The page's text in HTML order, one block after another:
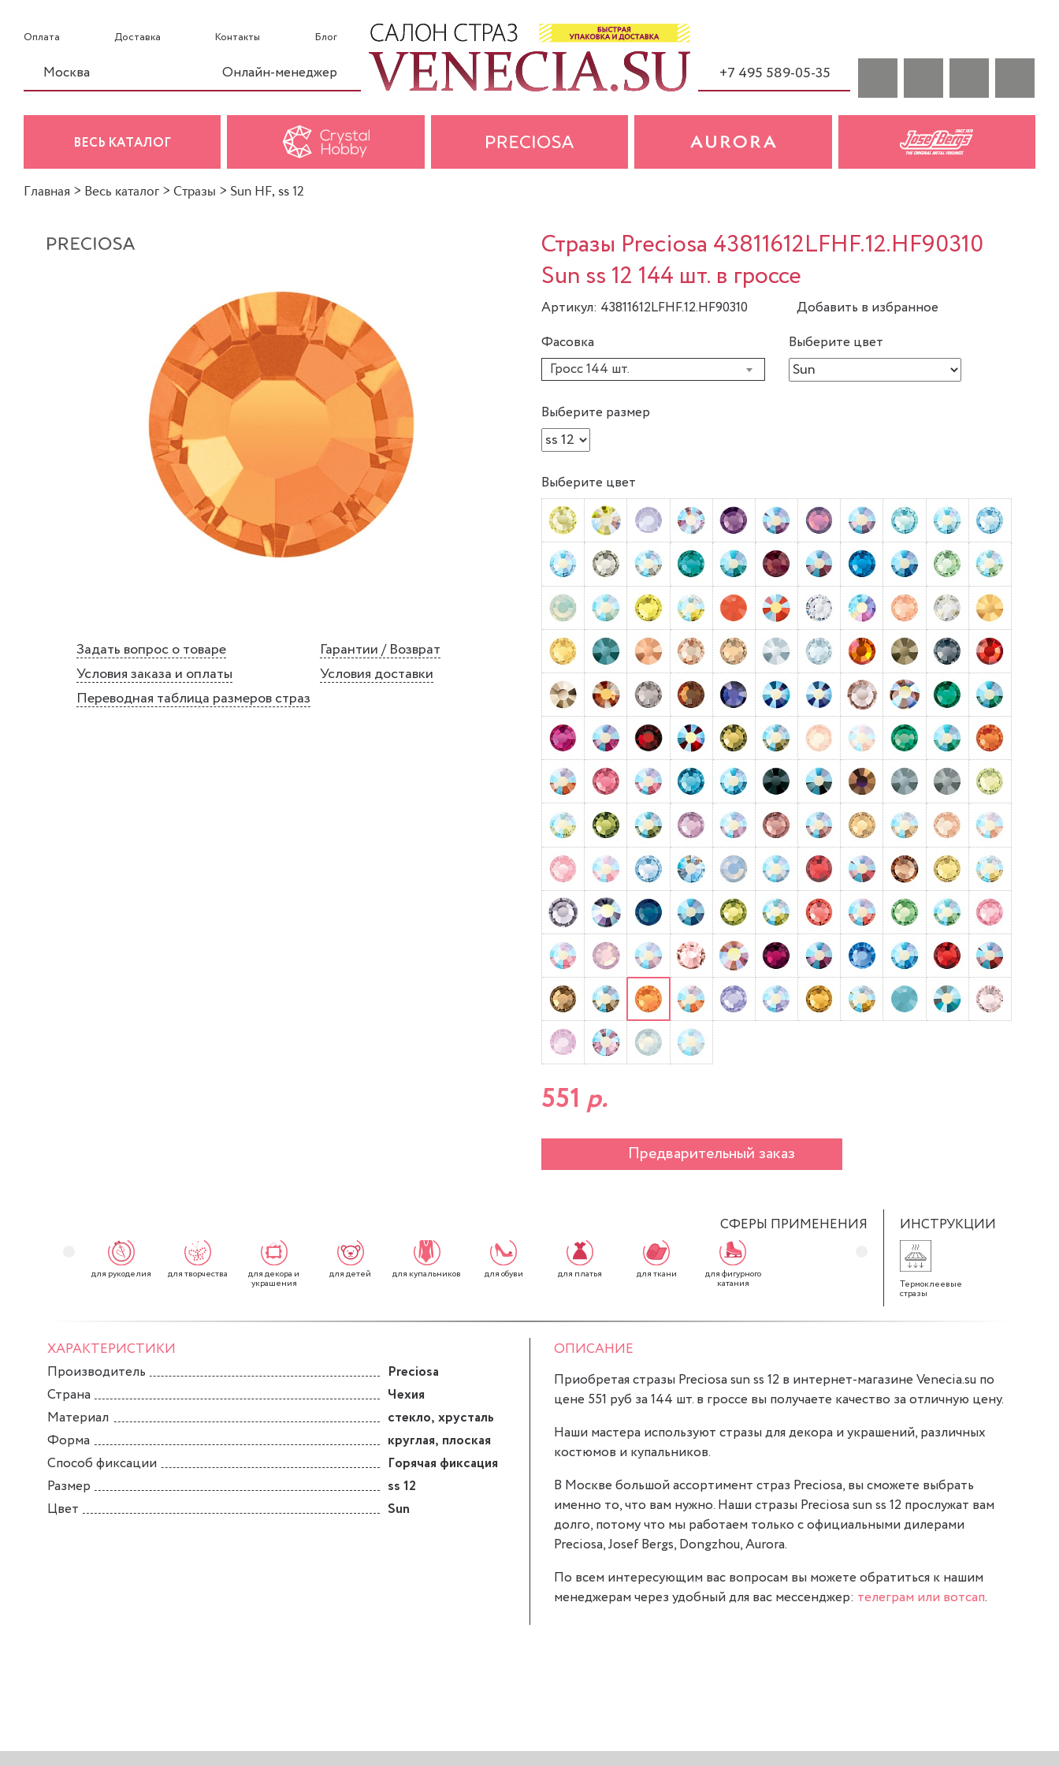
Оплата Доставка Контакты Блог
Москва Онлайн-менеджер +7 495 589-05-35
ВЕСЬ КАТАЛОГ
Главная > Весь каталог > Стразы > Sun HF, ss 12
Задать вопрос о товаре
Гарантии / Возврат
Условия заказа и оплаты
Условия доставки
Переводная таблица размеров страз
Стразы Preciosa 43811612LFHF.12.HF90310
Sun ss 12 144 шт. в гроссе
Артикул: 43811612LFHF.12.HF90310
Добавить в избранное
Фасовка
Гросс 144 шт.
Выберите цвет
Выберите размер
Выберите цвет
551 р.
Предварительный заказ
СФЕРЫ ПРИМЕНЕНИЯ
для рукоделия для творчества для декора и
украшения
для детей для купальников для обуви для платья для ткани для фигурного
катания
ИНСТРУКЦИИ
Термоклеевые
стразы
ХАРАКТЕРИСТИКИ
Производитель
Preciosa
Страна
Чехия
Материал
стекло, хрусталь
Форма
круглая, плоская
Способ фиксации
Горячая фиксация
Размер
ss 12
Цвет
Sun
ОПИСАНИЕ
Приобретая стразы Preciosa sun ss 12 в интернет-магазине Venecia.su по
цене 551 руб за 144 шт. в гроссе вы получаете качество за отличную цену.
Наши мастера используют стразы для декора и украшений, различных
костюмов и купальников.
В Москве большой ассортимент страз Preciosa, вы сможете выбрать
именно то, что вам нужно. Наши стразы Preciosa sun ss 12 прослужат вам
долго, потому что мы работаем только с официальными дилерами
Preciosa, Josef Bergs, Dongzhou, Aurora.
По всем интересующим вас вопросам вы можете обратиться к нашим
менеджерам через удобный для вас мессенджер: телеграм или вотсап.